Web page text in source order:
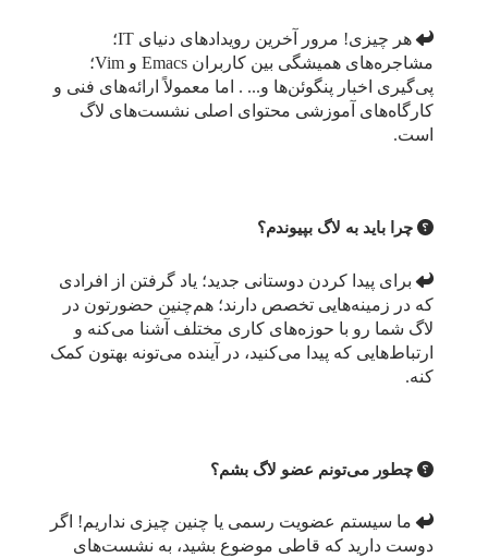
هر چیزی! مرور آخرین رویداد‌های دنیای IT؛
مشاجره‌های همیشگی بین کاربران Emacs و Vim؛
پی‌گیری اخبار پنگوئن‌ها و... . اما معمولاً ارائه‌های فنی و
کارگاه‌های آموزشی محتوای اصلی نشست‌های لاگ
است.
چرا باید به لاگ بپیوندم؟
برای پیدا کردن دوستانی جدید؛ یاد گرفتن از افرادی
که در زمینه‌هایی تخصص دارند؛ هم‌چنین حضورتون در
لاگ شما رو با حوزه‌های کاری مختلف آشنا می‌کنه و
ارتباط‌هایی که پیدا می‌کنید، در آینده می‌تونه بهتون کمک
کنه.
چطور می‌تونم عضو لاگ بشم؟
ما سیستم عضویت رسمی یا چنین چیزی نداریم! اگر
دوست دارید که قاطی موضوع بشید، به نشست‌های